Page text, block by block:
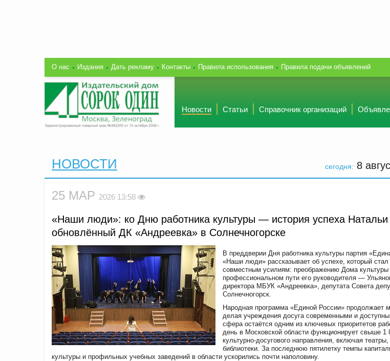
О нас Издания Дать рекламу Контакты Правила использования Правила подачи объявлений
Новости Статьи Справочник организаций
сегодня: 8
НОВОСТИ
25 МАР 2026 13:58
«Наши люди»: ко Дню работника культуры — история успеха
обновлённый ДК «Андреевка» в Солнечногорске
В преддверии Дня работника культуры партия
«Наши люди» рассказывает об успехе, который
совместным усилиям: преображению Дома культуры
профессиональном пути его руководителя —
директора МБУК «Андреевка», депутата Совета
Солнечногорск.
Народная программа «Единой России» продолжает
делая учреждения досуга современными и
сфера остаётся одним из ключевых приоритетов
день в Московской области функционирует свыше 1
культурно‑досугового направления, включая
библиотеки. За последнюю пятилетку темпы
культуры и профильных учебных заведений в области ускорились почти наполовину.